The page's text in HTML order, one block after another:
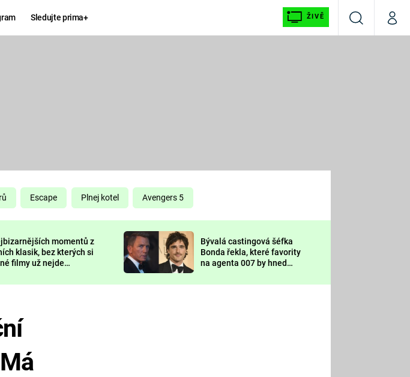
Sledujte prima+ ŽIVĚ
VyhledáváníMůj
KOMEDIE
CHUCK
NORRIS
DEADPOOL
Prima LAJK
Sledujte nás
Escape Plnej kotel Avengers 5
momentů z
klasik, bez kterých si
filmy už nejde
Bývalá castingová šéfka
Bonda řekla, které favority
na agenta 007 by hned